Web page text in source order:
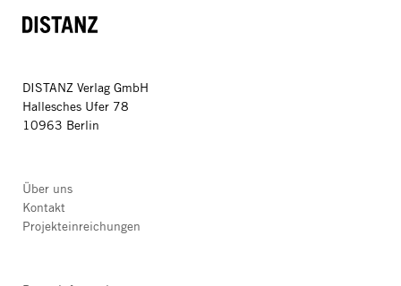
DISTANZ
DISTANZ Verlag GmbH
Hallesches Ufer 78
10963 Berlin
Über uns
Kontakt
Projekteinreichungen